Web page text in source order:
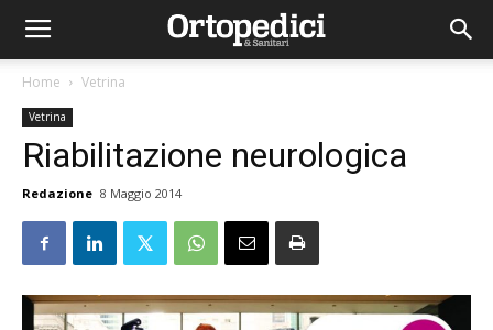
Home Vetrina
Vetrina
Riabilitazione neurologica
Redazione 8 Maggio 2014